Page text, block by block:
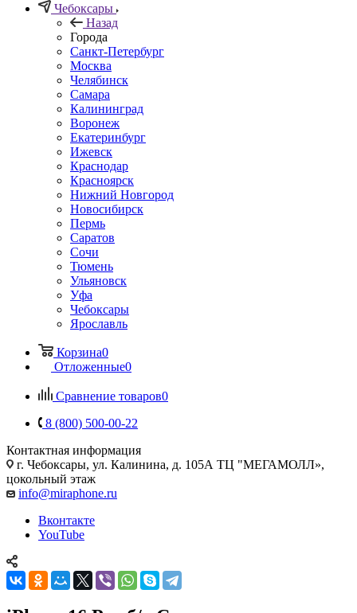
Чебоксары
Назад
Города
Санкт-Петербург
Москва
Челябинск
Самара
Калининград
Воронеж
Екатеринбург
Ижевск
Краснодар
Красноярск
Нижний Новгород
Новосибирск
Пермь
Саратов
Сочи
Тюмень
Ульяновск
Уфа
Чебоксары
Ярославль
Корзина0
Отложенные0
Сравнение товаров0
8 (800) 500-00-22
Контактная информация
г. Чебоксары, ул. Калинина, д. 105А ТЦ "МЕГАМОЛЛ»,
цокольный этаж
info@miraphone.ru
Вконтакте
YouTube